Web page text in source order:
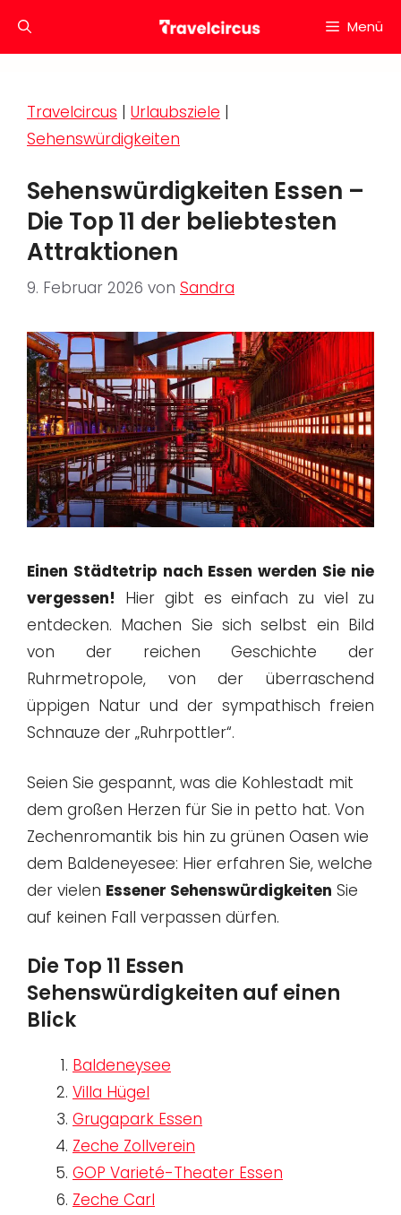
Inhalt
Menü
Travelcircus | Urlaubsziele |
Sehenswürdigkeiten
Sehenswürdigkeiten Essen –
Die Top 11 der beliebtesten
Attraktionen
9. Februar 2026 von Sandra
Einen Städtetrip nach Essen werden Sie nie
vergessen! Hier gibt es einfach zu viel zu
entdecken. Machen Sie sich selbst ein Bild
von der reichen Geschichte der
Ruhrmetropole, von der überraschend
üppigen Natur und der sympathisch freien
Schnauze der „Ruhrpottler“.
Seien Sie gespannt, was die Kohlestadt mit
dem großen Herzen für Sie in petto hat. Von
Zechenromantik bis hin zu grünen Oasen wie
dem Baldeneyesee: Hier erfahren Sie, welche
der vielen Essener Sehenswürdigkeiten Sie
auf keinen Fall verpassen dürfen.
Die Top 11 Essen
Sehenswürdigkeiten auf einen
Blick
Baldeneysee
Villa Hügel
Grugapark Essen
Zeche Zollverein
GOP Varieté-Theater Essen
Zeche Carl